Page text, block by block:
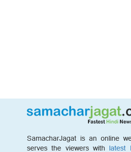
SamacharJagat is an online
serves the viewers with latest